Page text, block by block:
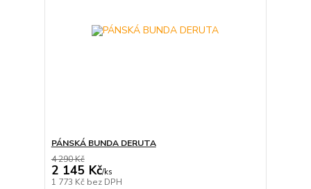
PÁNSKÁ BUNDA DERUTA
4 290 Kč
2 145 Kč/ks
1 773 Kč bez DPH